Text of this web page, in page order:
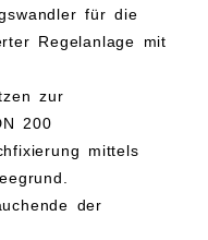
für die
Regelanlage mit
zur
200
mittels
der